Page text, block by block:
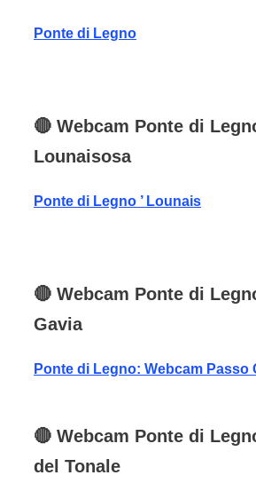
Ponte di Legno
🔴 Webcam Ponte di
Lounaisosa
Ponte di Legno ’ Lounais
🔴 Webcam Ponte di
Gavia
Ponte di Legno: Webcam Passo
🔴 Webcam Ponte di
del Tonale